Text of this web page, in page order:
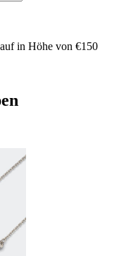
in Höhe von €150